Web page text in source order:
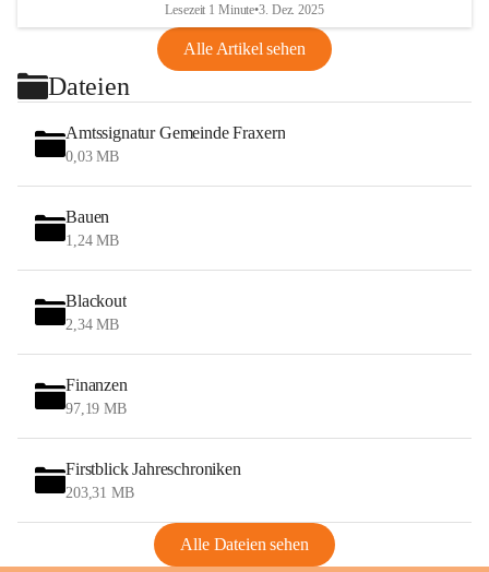
Lesezeit 1 Minute•3. Dez. 2025
Alle Artikel sehen
Dateien
Amtssignatur Gemeinde Fraxern
0,03 MB
Bauen
1,24 MB
Blackout
2,34 MB
Finanzen
97,19 MB
Firstblick Jahreschroniken
203,31 MB
Alle Dateien sehen